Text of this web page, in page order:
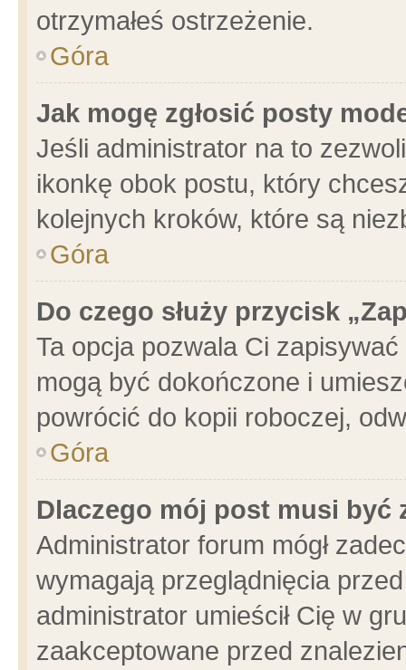
otrzymałeś ostrzeżenie.
Góra
Jak mogę zgłosić posty
Jeśli administrator na to
ikonkę obok postu, który
kolejnych kroków, które są
Góra
Do czego służy przycisk
Ta opcja pozwala Ci
mogą być dokończone i
powrócić do kopii roboczej,
Góra
Dlaczego mój post musi być
Administrator forum mógł
wymagają przeglądnięcia
administrator umieścił Cię w
zaakceptowane przed